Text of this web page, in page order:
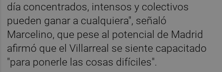
día concentrados, intensos y colectivos
pueden ganar a cualquiera", señaló
Marcelino, que pese al potencial de Madrid
afirmó que el Villarreal se siente capacitado
"para ponerle las cosas difíciles".